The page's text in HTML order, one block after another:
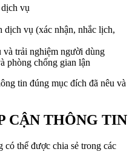
vụ
dịch vụ (xác nhận, nhắc lịch,
trải nghiệm người dùng
phòng chống gian lận
tin đúng mục đích đã nêu và
CẬN THÔNG TIN
có thể được chia sẻ trong các